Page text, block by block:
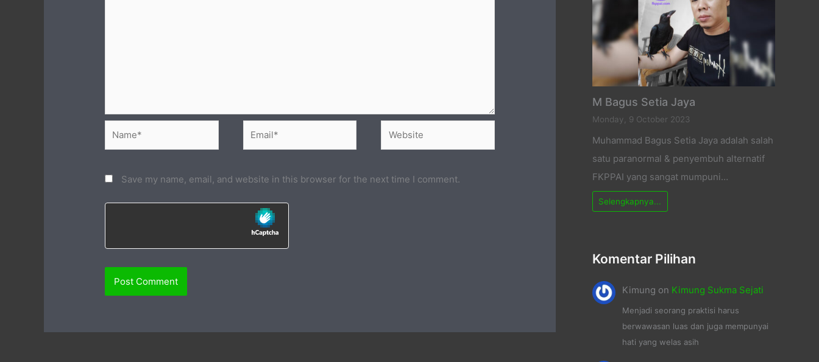
Save my name, email, and website in this browser for the next time I comment.
M Bagus Setia Jaya
Monday, 9 October 2023
Muhammad Bagus Setia Jaya adalah salah
satu paranormal & penyembuh alternatif
FKPPAI yang sangat mumpuni…
Selengkapnya...
Komentar Pilihan
Kimung on Kimung Sukma Sejati
Menjadi seorang praktisi harus
berwawasan luas dan juga mempunyai
hati yang welas asih